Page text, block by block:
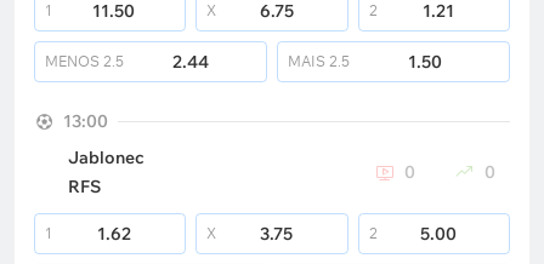
1 11.50 X 6.75 2 1.21
MENOS 2.5 2.44 MAIS 2.5 1.50
13:00
Jablonec
RFS
0 0
1 1.62 X 3.75 2 5.00